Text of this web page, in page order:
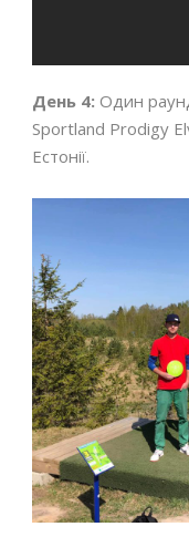
День 4: Один
Sportland Prodigy
Естонії.